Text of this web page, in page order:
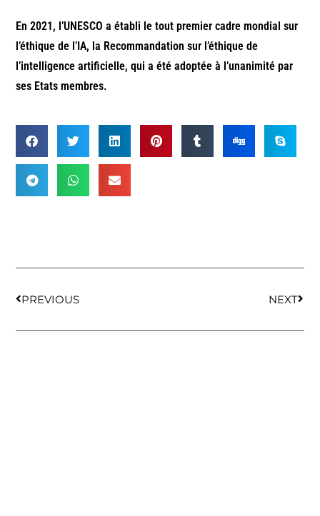
En 2021, l’UNESCO a établi le tout premier cadre mondial sur
l’éthique de l’IA, la Recommandation sur l’éthique de
l’intelligence artificielle, qui a été adoptée à l’unanimité par
ses Etats membres.
PREVIOUS NEXT